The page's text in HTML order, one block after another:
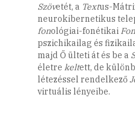
Szövetét, a Textus-
neurokibernetikus
fonológiai-fonétikai
pszichikailag és
majd Ő ülteti át és be a
életrekeltett, de
létezéssel rendelkező
virtuális lényeibe.